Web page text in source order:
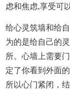
虑和焦虑,享受可
给心灵筑墙和给
为的是给自己的
所。心墙上需要
定了你看到外面
所以心门紧闭，